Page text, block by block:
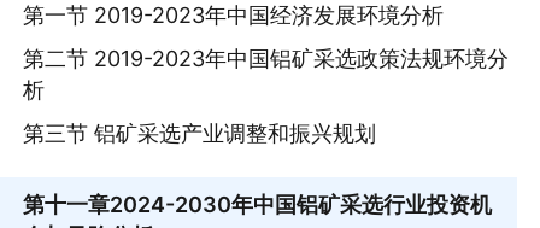
第一节 2019-2023年中国经济发展环境分析
第二节 2019-2023年中国铝矿采选政策法规环境分
析
第三节 铝矿采选产业调整和振兴规划
第十一章2024-2030年中国铝矿采选行业投资机